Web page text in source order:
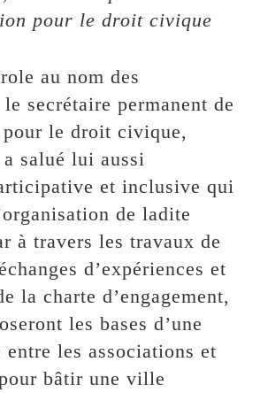
pour le droit civique
au nom des
secrétaire permanent de
pour le droit civique,
salué lui aussi
et inclusive qui
de ladite
à travers les travaux de
d’expériences et
la charte d’engagement,
les bases d’une
les associations et
bâtir une ville